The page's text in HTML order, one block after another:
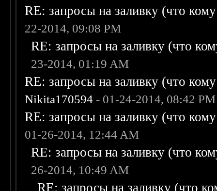
RE: запросы на заливку (что
22-2014, 09:08 PM
RE: запросы на заливку (что
23-2014, 01:19 AM
RE: запросы на заливку (что
Nikita170594 - 01-24-2014, 08:42 PM
RE: запросы на заливку (что
01-26-2014, 12:44 AM
RE: запросы на заливку (что
26-2014, 10:49 AM
RE: запросы на заливку (что